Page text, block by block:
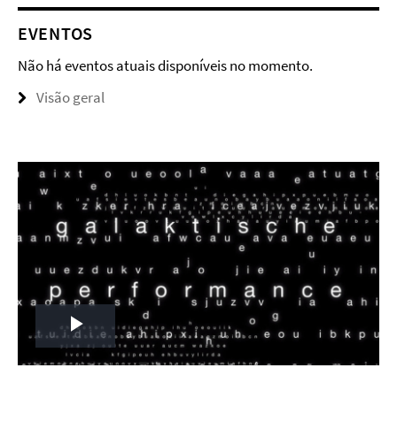
EVENTOS
Não há eventos atuais disponíveis no momento.
Visão geral
Play